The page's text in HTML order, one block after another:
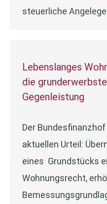
steuerliche
Lebenslanges
die
Gegenleistung
Der
aktuellen Urteil:
eines Grundstücks
Wohnungsrecht,